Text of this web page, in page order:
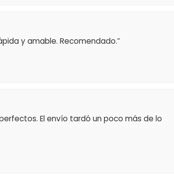
y amable. Recomendado.”
El envío tardó un poco más de lo